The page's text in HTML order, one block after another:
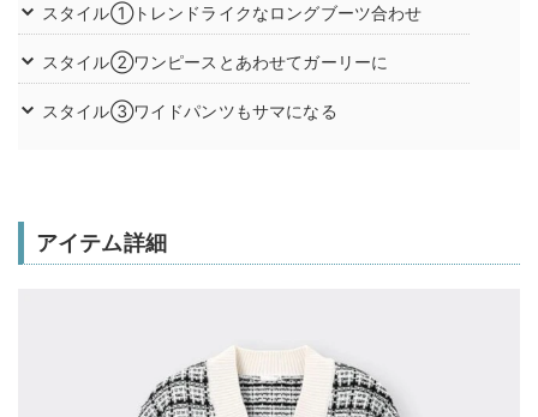
スタイル①トレンドライクなロングブーツ合わせ
スタイル②ワンピースとあわせてガーリーに
スタイル③ワイドパンツもサマになる
アイテム詳細